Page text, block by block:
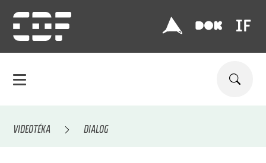
VIDEOTÉKA DIALOG